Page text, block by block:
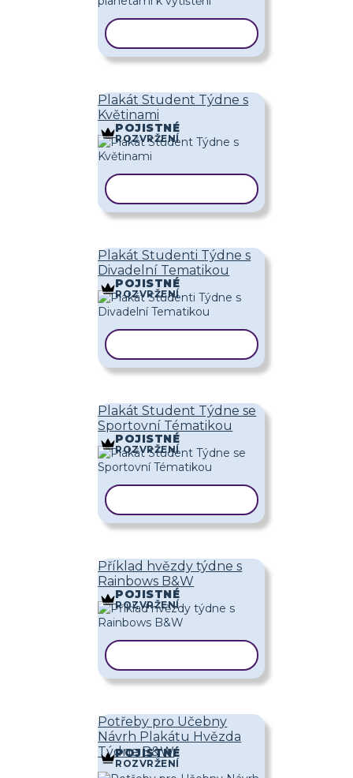
Plakát Student Týdne s
Květinami
POJISTNÉ
ROZVRŽENÍ
Plakát Studenti Týdne s
Divadelní Tematikou
POJISTNÉ
ROZVRŽENÍ
Plakát Student Týdne se
Sportovní Tématikou
POJISTNÉ
ROZVRŽENÍ
Příklad hvězdy týdne s
Rainbows B&W
POJISTNÉ
ROZVRŽENÍ
Potřeby pro Učebny
Návrh Plakátu Hvězda
Týdne B&W
POJISTNÉ
ROZVRŽENÍ